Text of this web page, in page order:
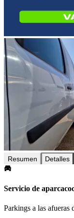
Resumen Detalles
Servicio de
Parkings a las afueras